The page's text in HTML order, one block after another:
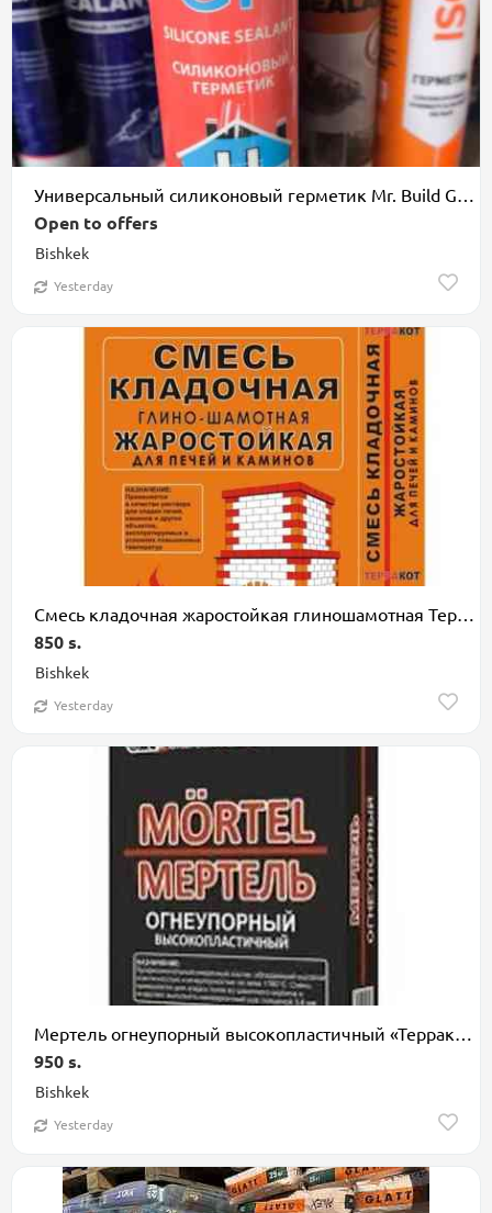
Bishkek
Open to offers
Yesterday
Смесь кладочная жаростойкая глиношамотная Терракот. Жаростойкая
Bishkek
850 s.
Yesterday
Мертель огнеупорный высокопластичный «Терракот» — профессиональный
Bishkek
950 s.
Yesterday